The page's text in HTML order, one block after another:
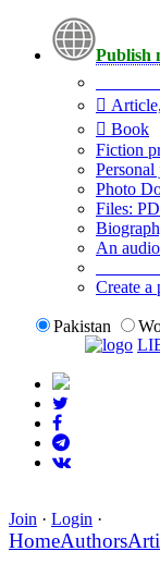
Publish
Book
Fiction
Photo
Files:
An
Create a
Pakistan
Join · Login ·
HomeAuthors